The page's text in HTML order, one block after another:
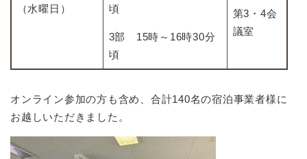
（水曜日） 頃
3部 15時～16時30分
頃
第3・4会
議室
オンライン参加の方も含め、合計140名の宿泊事業者様に
お越しいただきました。